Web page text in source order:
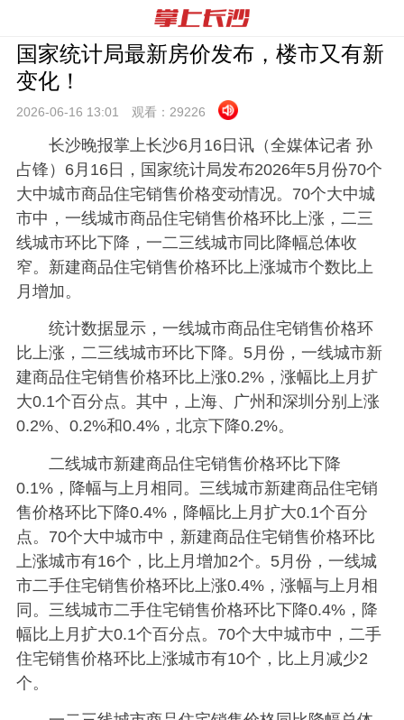
国家统计局最新房价发布，楼市又有新
变化！
2026-06-16 13:01 观看： 29226
长沙晚报掌上长沙6月16日讯（全媒体记者 孙
占锋）6月16日，国家统计局发布2026年5月份70个
大中城市商品住宅销售价格变动情况。70个大中城
市中，一线城市商品住宅销售价格环比上涨，二三
线城市环比下降，一二三线城市同比降幅总体收
窄。新建商品住宅销售价格环比上涨城市个数比上
月增加。
统计数据显示，一线城市商品住宅销售价格环
比上涨，二三线城市环比下降。5月份，一线城市新
建商品住宅销售价格环比上涨0.2%，涨幅比上月扩
大0.1个百分点。其中，上海、广州和深圳分别上涨
0.2%、0.2%和0.4%，北京下降0.2%。
二线城市新建商品住宅销售价格环比下降
0.1%，降幅与上月相同。三线城市新建商品住宅销
售价格环比下降0.4%，降幅比上月扩大0.1个百分
点。70个大中城市中，新建商品住宅销售价格环比
上涨城市有16个，比上月增加2个。5月份，一线城
市二手住宅销售价格环比上涨0.4%，涨幅与上月相
同。三线城市二手住宅销售价格环比下降0.4%，降
幅比上月扩大0.1个百分点。70个大中城市中，二手
住宅销售价格环比上涨城市有10个，比上月减少2
个。